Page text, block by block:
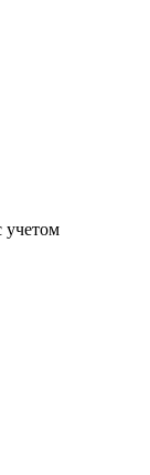
учетом